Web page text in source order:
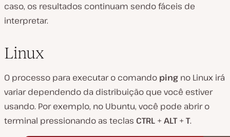
caso, os resultados continuam sendo fáceis de
interpretar.
Linux
O processo para executar o comando ping no Linux irá
variar dependendo da distribuição que você estiver
usando. Por exemplo, no Ubuntu, você pode abrir o
terminal pressionando as teclas CTRL +ALT+T.